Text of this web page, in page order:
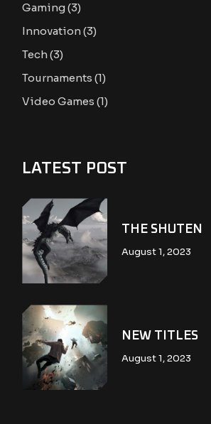
Gaming(3)
Innovation(3)
Tech(3)
Tournaments (1)
Video Games (1)
LATEST POST
THE SHUTEN
August 1, 2023
NEW TITLES
August 1, 2023